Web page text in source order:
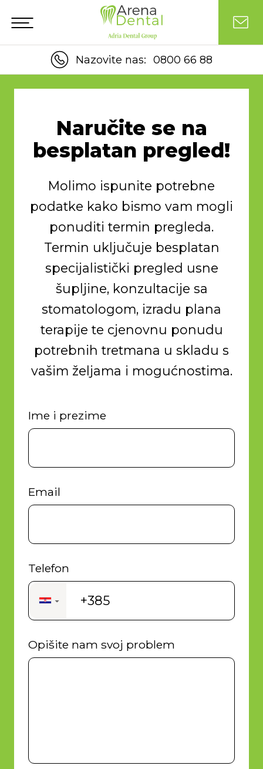
Nazovite nas: 0800 66 88
Naručite se na
besplatan pregled!
Molimo ispunite potrebne
podatke kako bismo vam mogli
ponuditi termin pregleda.
Termin uključuje besplatan
specijalistički pregled usne
šupljine, konzultacije sa
stomatologom, izradu plana
terapije te cjenovnu ponudu
potrebnih tretmana u skladu s
vašim željama i mogućnostima.
Ime i prezime
Email
Telefon
▼ +385
Opišite nam svoj problem